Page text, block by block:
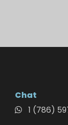
Chat
1 (786)